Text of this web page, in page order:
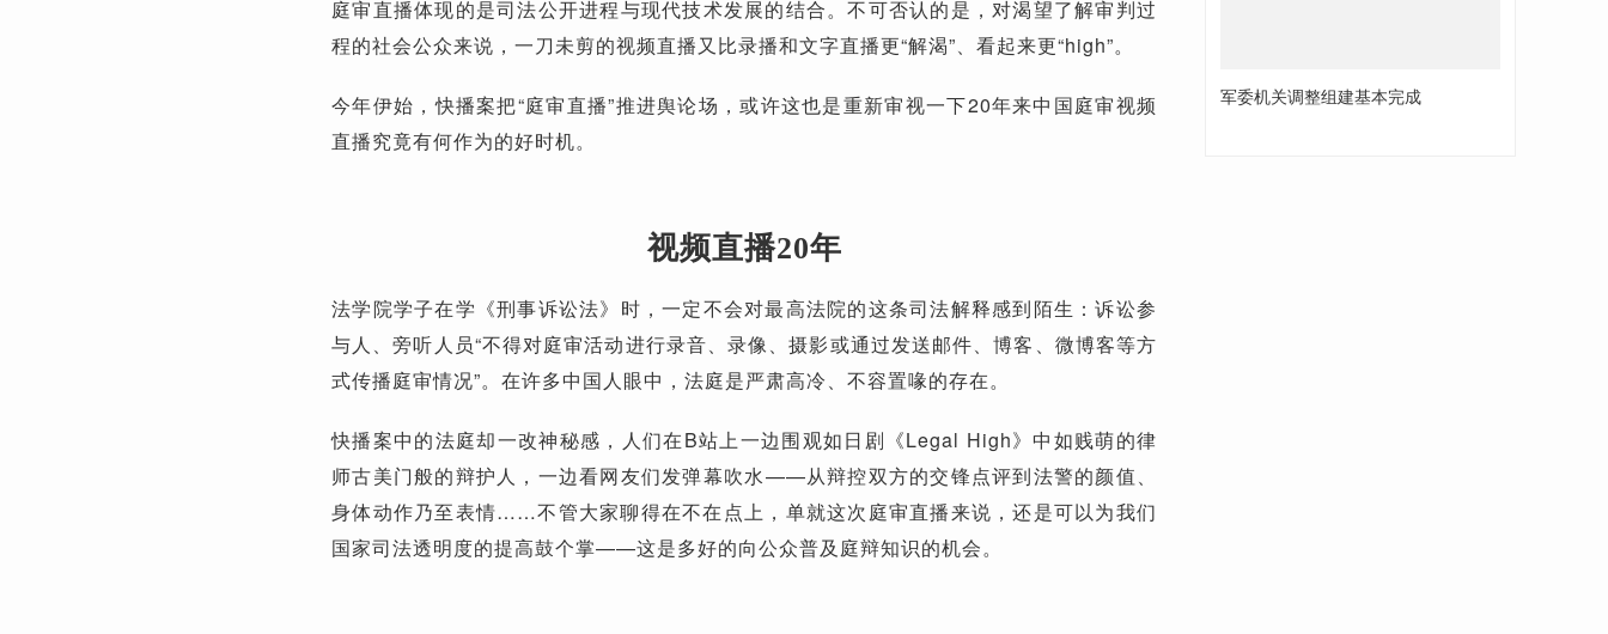
庭审直播体现的是司法公开进程与现代技术发展的结合。不可否认的是，对渴望了解审判过
程的社会公众来说，一刀未剪的视频直播又比录播和文字直播更“解渴”、看起来更“high”。
今年伊始，快播案把“庭审直播”推进舆论场，或许这也是重新审视一下20年来中国庭审视频
直播究竟有何作为的好时机。
视频直播20年
法学院学子在学《刑事诉讼法》时，一定不会对最高法院的这条司法解释感到陌生：诉讼参
与人、旁听人员“不得对庭审活动进行录音、录像、摄影或通过发送邮件、博客、微博客等方
式传播庭审情况”。在许多中国人眼中，法庭是严肃高冷、不容置喙的存在。
快播案中的法庭却一改神秘感，人们在B站上一边围观如日剧《Legal High》中如贱萌的律
师古美门般的辩护人，一边看网友们发弹幕吹水——从辩控双方的交锋点评到法警的颜值、
身体动作乃至表情……不管大家聊得在不在点上，单就这次庭审直播来说，还是可以为我们
国家司法透明度的提高鼓个掌——这是多好的向公众普及庭辩知识的机会。
军委机关调整组建基本完成